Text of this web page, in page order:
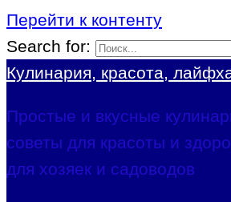
Перейти к контенту
Search for:
Кулинария, красота,
Простые и вкусные
советы для красоты и
для хозяек и садоводов